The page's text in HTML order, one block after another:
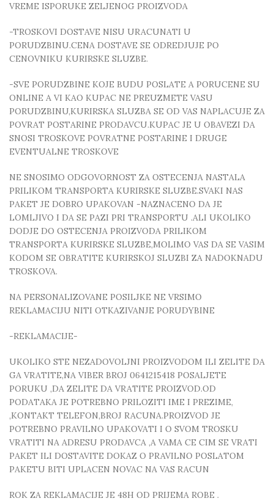
VREME ISPORUKE ZELJENOG PROIZVODA
-TROSKOVI DOSTAVE NISU URACUNATI U
PORUDZBINU.CENA DOSTAVE SE ODREDJUJE PO
CENOVNIKU KURIRSKE SLUZBE.
-SVE PORUDZBINE KOJE BUDU POSLATE A PORUCENE SU
ONLINE A VI KAO KUPAC NE PREUZMETE VASU
PORUDZBINU,KURIRSKA SLUZBA SE OD VAS NAPLACUJE ZA
POVRAT POSTARINE PRODAVCU.KUPAC JE U OBAVEZI DA
SNOSI TROSKOVE POVRATNE POSTARINE I DRUGE
EVENTUALNE TROSKOVE
NE SNOSIMO ODGOVORNOST ZA OSTECENJA NASTALA
PRILIKOM TRANSPORTA KURIRSKE SLUZBE.SVAKI NAS
PAKET JE DOBRO UPAKOVAN -NAZNACENO DA JE
LOMLJIVO I DA SE PAZI PRI TRANSPORTU .ALI UKOLIKO
DODJE DO OSTECENJA PROIZVODA PRILIKOM
TRANSPORTA KURIRSKE SLUZBE,MOLIMO VAS DA SE VASIM
KODOM SE OBRATITE KURIRSKOJ SLUZBI ZA NADOKNADU
TROSKOVA.
NA PERSONALIZOVANE POSILJKE NE VRSIMO
REKLAMACIJU NITI OTKAZIVANJE PORUDYBINE
-REKLAMACIJE-
UKOLIKO STE NEZADOVOLJNI PROIZVODOM ILI ZELITE DA
GA VRATITE,NA VIBER BROJ 0641215418 POSALJETE
PORUKU ,DA ZELITE DA VRATITE PROIZVOD.OD
PODATAKA JE POTREBNO PRILOZITI IME I PREZIME,
,KONTAKT TELEFON,BROJ RACUNA.PROIZVOD JE
POTREBNO PRAVILNO UPAKOVATI I O SVOM TROSKU
VRATITI NA ADRESU PRODAVCA ,A VAMA CE CIM SE VRATI
PAKET ILI DOSTAVITE DOKAZ O PRAVILNO POSLATOM
PAKETU BITI UPLACEN NOVAC NA VAS RACUN
ROK ZA REKLAMACIJE JE 48H OD PRIJEMA ROBE .